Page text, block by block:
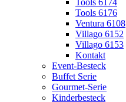
Tools 6174
Tools 6176
Ventura 6108
Villago 6152
Villago 6153
Kontakt
Event-Besteck
Buffet Serie
Gourmet-Serie
Kinderbesteck